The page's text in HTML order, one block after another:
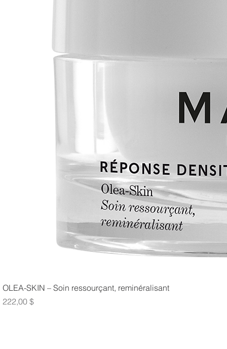
OLEA-SKIN – Soin ressourçant, reminéralisant
Prix
222,00 $